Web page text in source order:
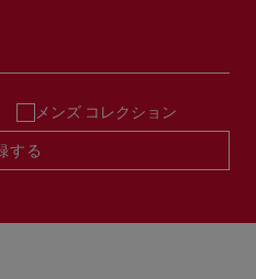
メンズ コレクション
する